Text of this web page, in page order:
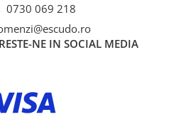
0730 069 218
NE IN SOCIAL MEDIA